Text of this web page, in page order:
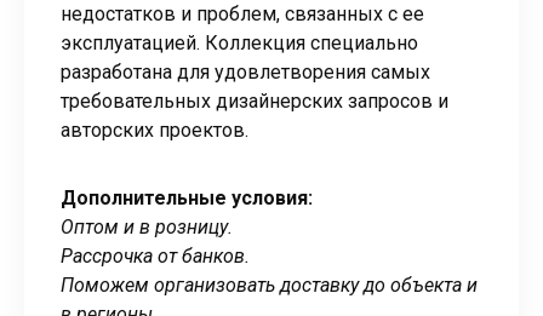
недостатков и проблем, связанных с ее
эксплуатацией. Коллекция специально
разработана для удовлетворения самых
требовательных дизайнерских запросов и
авторских проектов.
Дополнительные условия:
Оптом и в розницу.
Рассрочка от банков.
Поможем организовать доставку до объекта и